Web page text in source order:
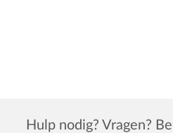
Hulp nodig? Vragen?